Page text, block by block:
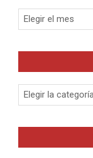
Archivos
Categorias